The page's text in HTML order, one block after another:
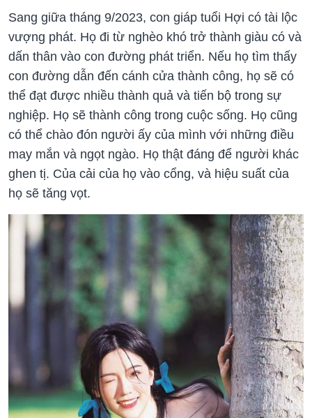
Sang giữa tháng 9/2023, con giáp tuổi Hợi có tài lộc
vượng phát. Họ đi từ nghèo khó trở thành giàu có và
dấn thân vào con đường phát triển. Nếu họ tìm thấy
con đường dẫn đến cánh cửa thành công, họ sẽ có
thể đạt được nhiều thành quả và tiến bộ trong sự
nghiệp. Họ sẽ thành công trong cuộc sống. Họ cũng
có thể chào đón người ấy của mình với những điều
may mắn và ngọt ngào. Họ thật đáng để người khác
ghen tị. Của cải của họ vào cổng, và hiệu suất của
họ sẽ tăng vọt.